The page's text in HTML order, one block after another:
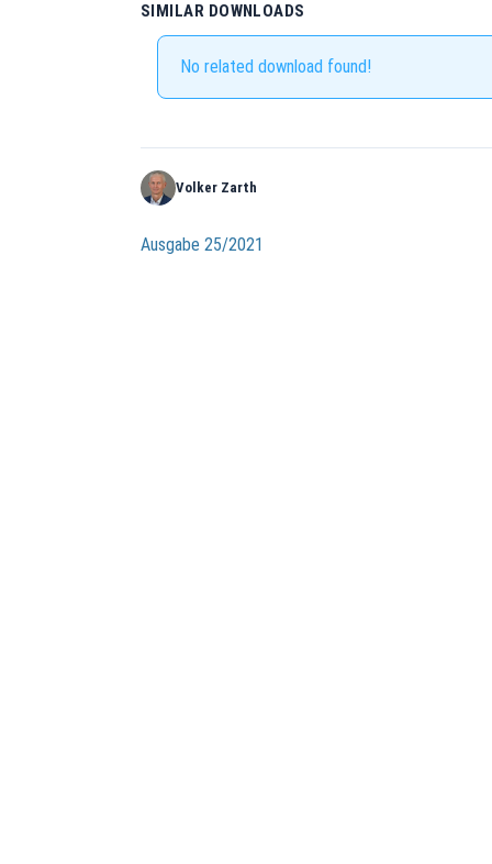
SIMILAR DOWNLOADS
No related download found!
Volker Zarth
Beitragsnavigation
Ausgabe 25/2021